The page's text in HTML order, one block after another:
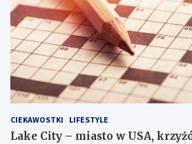
CIEKAWOSTKI LIFESTYLE
Lake City – miasto w USA,